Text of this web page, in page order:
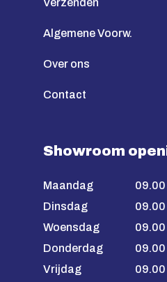
Algemene Voorw.
Over ons
Contact
Showroom
Maandag
09.00
Dinsdag
09.00
Woensdag
09.00
Donderdag
09.00
Vrijdag
09.00